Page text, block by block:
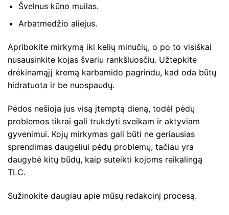
Švelnus kūno muilas.
Arbatmedžio aliejus.
Apribokite mirkymą iki kelių minučių, o po to visiškai
nusausinkite kojas švariu rankšluosčiu. Užtepkite
drėkinamąjį kremą karbamido pagrindu, kad oda būtų
hidratuota ir be nuospaudų.
Pėdos nešioja jus visą įtemptą dieną, todėl pėdų
problemos tikrai gali trukdyti sveikam ir aktyviam
gyvenimui. Kojų mirkymas gali būti ne geriausias
sprendimas daugeliui pėdų problemų, tačiau yra
daugybė kitų būdų, kaip suteikti kojoms reikalingą
TLC.
Sužinokite daugiau apie mūsų redakcinį procesą.